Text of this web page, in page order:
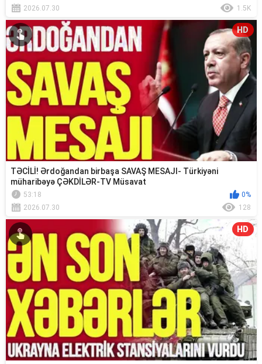
2026.07.30
1.5K
HD
TƏCİLİ! Ərdoğandan birbaşa SAVAŞ MESAJI- Türkiyəni
müharibəyə ÇƏKDİLƏR-TV Müsavat
53:18
0%
2026.07.30
128
HD